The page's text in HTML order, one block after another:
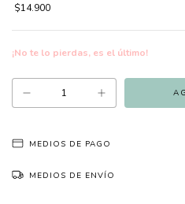
$14.900
¡No te lo pierdas, es el último!
MEDIOS DE PAGO
MEDIOS DE ENVÍO